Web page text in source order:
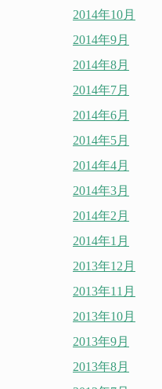
2014年10月
2014年9月
2014年8月
2014年7月
2014年6月
2014年5月
2014年4月
2014年3月
2014年2月
2014年1月
2013年12月
2013年11月
2013年10月
2013年9月
2013年8月